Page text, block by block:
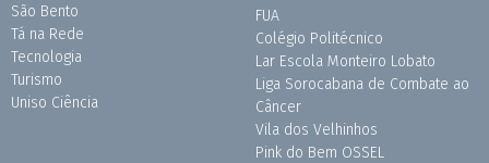
São Bento
Tá na Rede
Tecnologia
Turismo
Uniso Ciência
FUA
Colégio Politécnico
Lar Escola Monteiro Lobato
Liga Sorocabana de Combate ao
Câncer
Vila dos Velhinhos
Pink do Bem OSSEL